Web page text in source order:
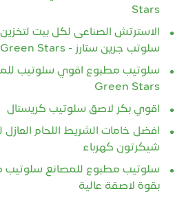
Stars
الاسترتش الصناعى لكل بيت
سلوتب جرين ستارز - Green Stars
سلوتيب مطبوع اقوي سلوتيب
Green Stars
اقوي بكر لاصق سلوتيب كريستال
افضل خامات الشريط اللحام العازل
شيكرتون كهرباء
سلوتيب مطبوع للمصانع سلوتيب
بقوة لاصقة عالية